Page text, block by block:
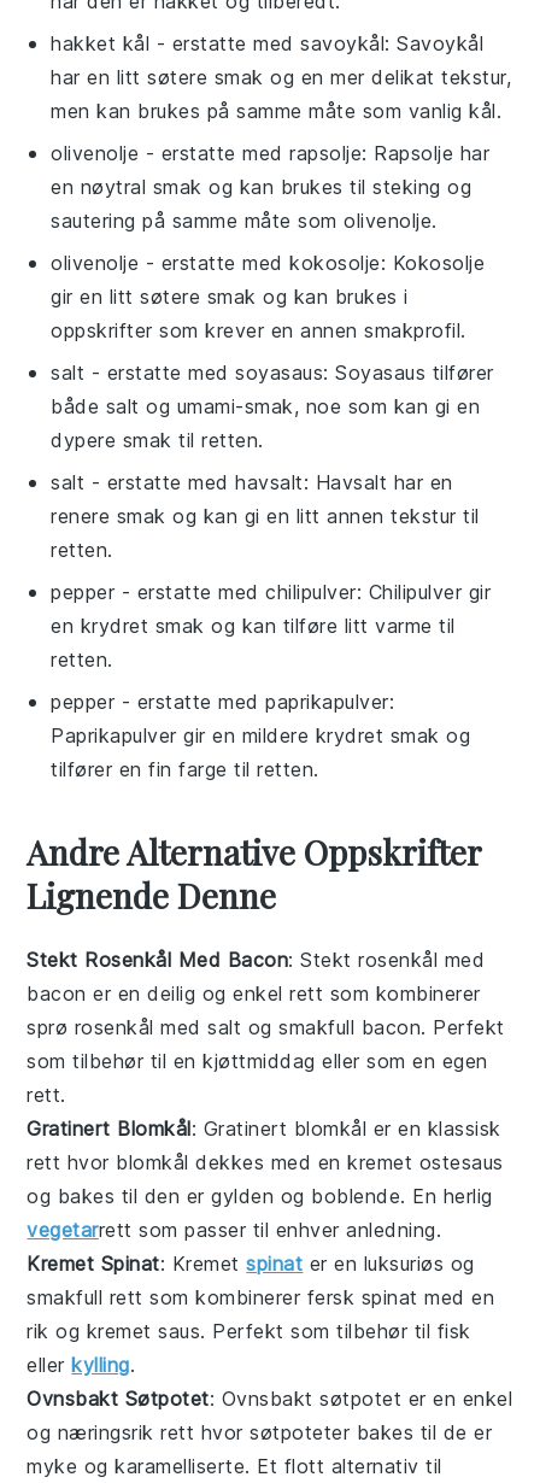
hakket kål - erstatte medsavoykål: Savoykål
har en litt søtere smak og en mer delikat tekstur,
men kan brukes på samme måte som vanlig kål.
olivenolje - erstatte medrapsolje: Rapsolje har
en nøytral smak og kan brukes til steking og
sautering på samme måte som olivenolje.
olivenolje - erstatte medkokosolje: Kokosolje
gir en litt søtere smak og kan brukes i
oppskrifter som krever en annen smakprofil.
salt - erstatte medsoyasaus: Soyasaus tilfører
både salt og umami-smak, noe som kan gi en
dypere smak til retten.
salt - erstatte medhavsalt: Havsalt har en
renere smak og kan gi en litt annen tekstur til
retten.
pepper - erstatte medchilipulver: Chilipulver gir
en krydret smak og kan tilføre litt varme til
retten.
pepper - erstatte medpaprikapulver:
Paprikapulver gir en mildere krydret smak og
tilfører en fin farge til retten.
Andre Alternative Oppskrifter
Lignende Denne
Stekt Rosenkål Med Bacon: Stekt rosenkål med
bacon er en deilig og enkel rett som kombinerer
sprø rosenkål med salt og smakfull bacon. Perfekt
som tilbehør til enkjøttmiddag eller som en egen
rett.
Gratinert Blomkål: Gratinert blomkål er en klassisk
rett hvor blomkål dekkes med en kremet ostesaus
og bakes til den er gylden og boblende. En herlig
vegetarrett som passer til enhver anledning.
Kremet Spinat: Kremetspinat er en luksuriøs og
smakfull rett som kombinerer fersk spinat med en
rik og kremet saus. Perfekt som tilbehør til fisk
ellerkylling.
Ovnsbakt Søtpotet: Ovnsbakt søtpotet er en enkel
og næringsrik rett hvor søtpoteter bakes til de er
myke og karamelliserte. Et flott alternativ til